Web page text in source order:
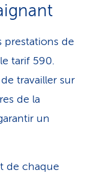
prestations de
tarif 590.
travailler sur
de la
un
de chaque